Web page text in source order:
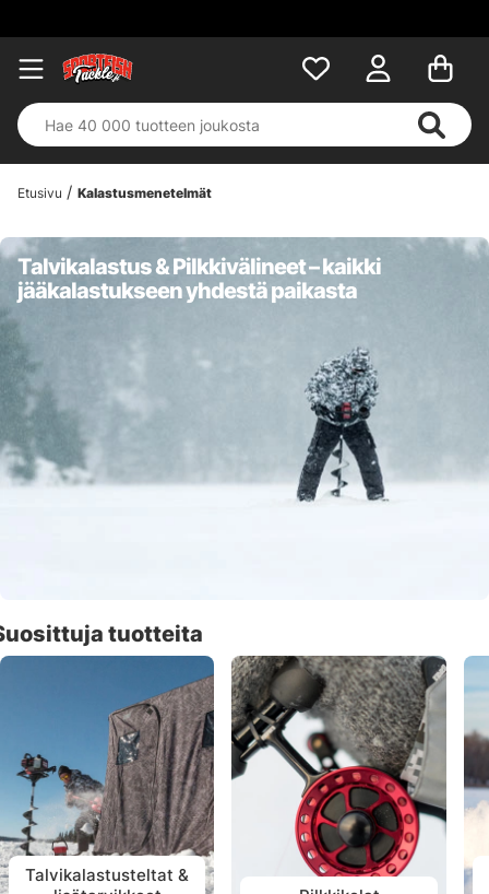
Etusivu Kalastusmenetelmät
Talvikalastus & Pilkkivälineet – kaikki
jääkalastukseen yhdestä paikasta
tuotteita
Talvikalastusteltat &